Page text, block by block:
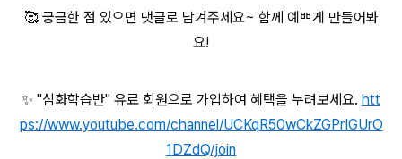
🥰 궁금한 점 있으면 댓글로 남겨주세요~ 함께 예쁘게 만들어봐
요!
✨ "심화학습반" 유료 회원으로 가입하여 혜택을 누려보세요. htt
ps://www.youtube.com/channel/UCKqR50wCkZGPrIGUrO
1DZdQ/join